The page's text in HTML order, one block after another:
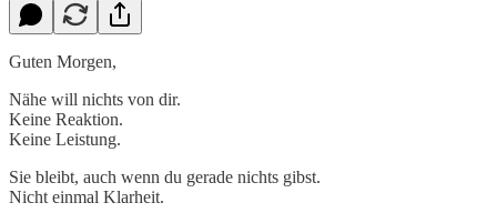
Guten Morgen,
Nähe will nichts von dir.
Keine Reaktion.
Keine Leistung.
Sie bleibt, auch wenn du gerade nichts gibst.
Nicht einmal Klarheit.